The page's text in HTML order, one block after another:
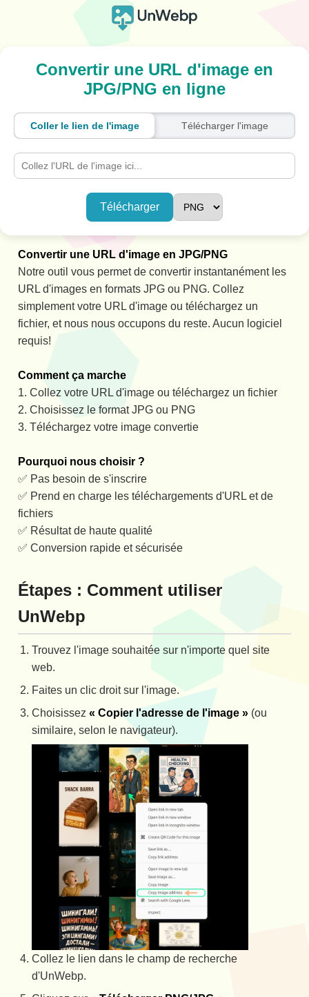
Convertir une URL d'image en
JPG/PNG en ligne
Coller le lien de l'image Télécharger l'image
Télécharger
Convertir une URL d'image en JPG/PNG
Notre outil vous permet de convertir instantanément les
URL d'images en formats JPG ou PNG. Collez
simplement votre URL d'image ou téléchargez un
fichier, et nous nous occupons du reste. Aucun logiciel
requis!
Comment ça marche
1. Collez votre URL d'image ou téléchargez un fichier
2. Choisissez le format JPG ou PNG
3. Téléchargez votre image convertie
Pourquoi nous choisir ?
✅ Pas besoin de s'inscrire
✅ Prend en charge les téléchargements d'URL et de
fichiers
✅ Résultat de haute qualité
✅ Conversion rapide et sécurisée
Étapes : Comment utiliser
UnWebp
Trouvez l'image souhaitée sur n'importe quel site
web.
Faites un clic droit sur l'image.
Choisissez« Copier l'adresse de l'image » (ou
similaire, selon le navigateur).
Collez le lien dans le champ de recherche
d'UnWebp.